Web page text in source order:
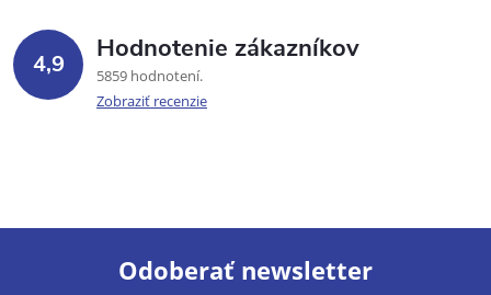
4,9 Hodnotenie zákazníkov
5859 hodnotení
Zobraziť recenzie
Odoberať newsletter